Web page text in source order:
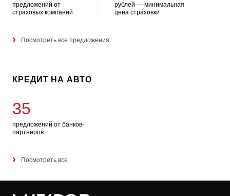
предложений от
страховых компаний
рублей — минимальная
цена страховки
Посмотреть все предложения
КРЕДИТ НА АВТО
35
предложений от банков-
партнеров
Посмотреть все